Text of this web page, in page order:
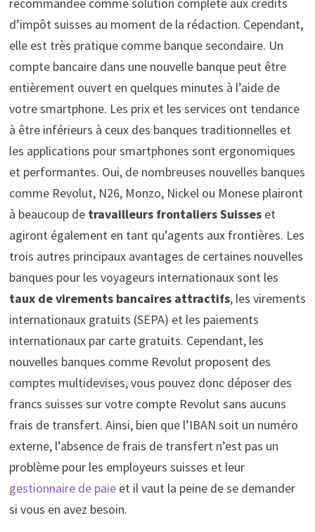
recommandée comme solution complète aux crédits
d’impôt suisses au moment de la rédaction. Cependant,
elle est très pratique comme banque secondaire. Un
compte bancaire dans une nouvelle banque peut être
entièrement ouvert en quelques minutes à l’aide de
votre smartphone. Les prix et les services ont tendance
à être inférieurs à ceux des banques traditionnelles et
les applications pour smartphones sont ergonomiques
et performantes. Oui, de nombreuses nouvelles banques
comme Revolut, N26, Monzo, Nickel ou Monese plairont
à beaucoup de travailleurs frontaliers Suisses et
agiront également en tant qu’agents aux frontières. Les
trois autres principaux avantages de certaines nouvelles
banques pour les voyageurs internationaux sont les
taux de virements bancaires attractifs, les virements
internationaux gratuits (SEPA) et les paiements
internationaux par carte gratuits. Cependant, les
nouvelles banques comme Revolut proposent des
comptes multidevises, vous pouvez donc déposer des
francs suisses sur votre compte Revolut sans aucuns
frais de transfert. Ainsi, bien que l’IBAN soit un numéro
externe, l’absence de frais de transfert n’est pas un
problème pour les employeurs suisses et leur
gestionnaire de paieet il vaut la peine de se demander
si vous en avez besoin.